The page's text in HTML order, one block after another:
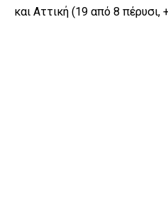
και Αττική (19 από 8 πέρυσι,